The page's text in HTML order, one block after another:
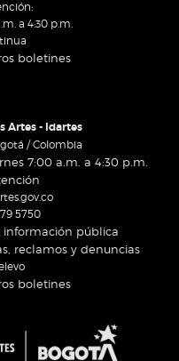
a 4:30 p.m.
boletines
Artes - Idartes
/ Colombia
7:00 a.m. a 4:30 p.m.
5750
información pública
reclamos y denuncias
boletines